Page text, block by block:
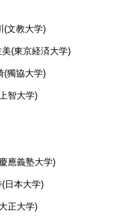
(文教大学)
美(東京経済大学)
(獨協大学)
智大学)
慶應義塾大学)
( 日本大学)
大正大学)